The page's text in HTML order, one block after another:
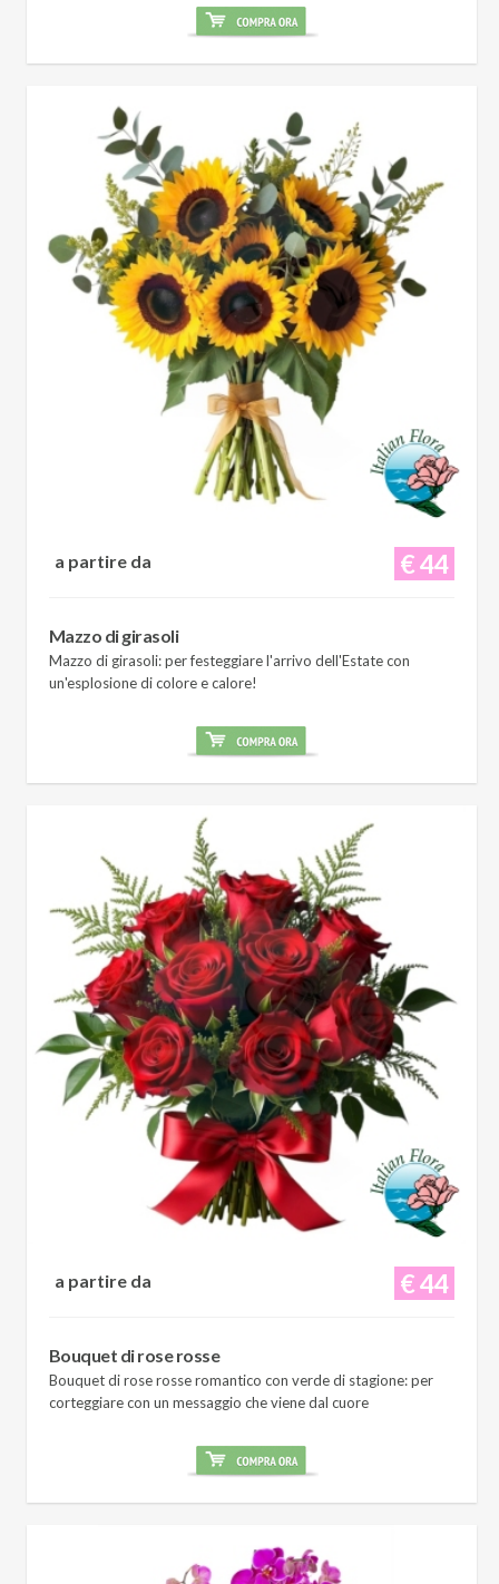
€ 44
a partire da
Mazzo di girasoli
Mazzo di girasoli: per festeggiare l'arrivo dell'Estate con
un'esplosione di colore e calore!
€ 44
a partire da
Bouquet di rose rosse
Bouquet di rose rosse romantico con verde di stagione: per
corteggiare con un messaggio che viene dal cuore